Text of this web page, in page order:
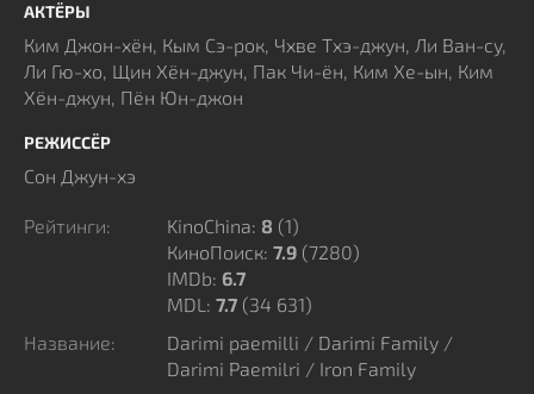
посмотреть шедевры кинематографа до наступления
вечной темноты. Незадолго до рокового финала
судьба сводит ее с Ганг Джу – отпрыском богатого
клана и бывшим сокурсником. Отношения пары
портятся из–за неосторожного высказывания, а
нелепая случайность и вовсе превращает юношу в
АКТЁРЫ
Ким Джон-хён, Кым Сэ-рок, Чхве Тхэ-джун, Ли Ван-су,
Ли Гю-хо, Щин Хён-джун, Пак Чи-ён, Ким Хе-ын, Ким
Хён-джун, Пён Юн-джон
РЕЖИССЁР
Сон Джун-хэ
Рейтинги: KinoChina: 8 (1)
КиноПоиск: 7.9 (7280)
IMDb: 6.7
MDL: 7.7 (34 631)
Название:
Darimi paemilli / Darimi Family /
Darimi Paemilri / Iron Family